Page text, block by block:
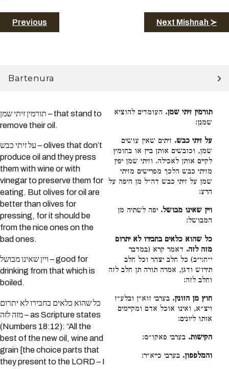
Previous Next Mishnah ≻
Bartenura
תורמין זיתי שמן – that stand to
remove their oil.
על זיתי כבש – olives that don’t
produce oil and they press
them with wine or with
vinegar to preserve them for
eating. But olives for oil are
better than olives for
pressing, for it should be
from the nice ones on the
bad ones.
ויין שאינו מבושל – good for
drinking from that which is
boiled.
כל שהוא כלאים בחבירו לא יתרום
מזה לזה – as Scripture states
(Numbers 18:12): “All the
best of the new oil, wine and
grain [the choice parts that
they present to the LORD – I
תורמין זיתי שמן. העומדים להוציא
שמנן:
על זיתי כבש. זיתים שאין עושים
שמן, וכובשים אותן ביין או בחומץ
לקיים אותן לאכילה. וזיתי שמן יפין
מזיתי כבש הלכך מפרישים מזיתי
שמן על זיתי כבש דה״ל מן היפה על
הרע:
ויין שאינו מבושל. יפה לשתיה מן
המבושל:
כל שהוא כלאים בחבירו לא יתרום
מזה לזה. דאמר קרא (במדבר
י״ח:י״ב) כל חלב יצהר וכל חלב
תירוש ודגן, אמרה תורה תן חלב לזה
וחלב לזה:
חוץ מן הזונין. בערבי זוא״ן ובלע״ז
ויצ״א, ואינו אוכל אדם ומקיימים
אותו ליונים:
הקישות. בערבי פאקו״ס:
והמלפפון. בערבי כייא״ר: